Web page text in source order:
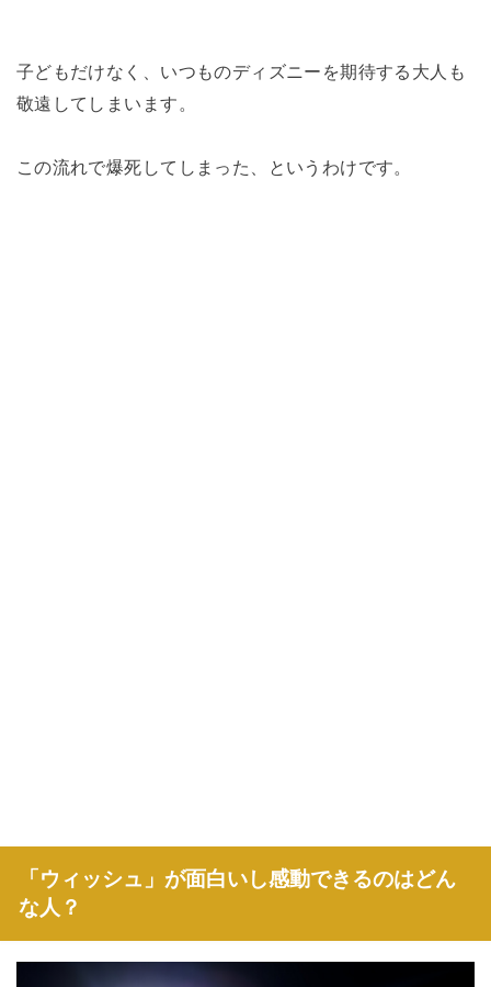
子どもだけなく、いつものディズニーを期待する大人も
敬遠してしまいます。
この流れで爆死してしまった、というわけです。
「ウィッシュ」が面白いし感動できるのはどん
な人？